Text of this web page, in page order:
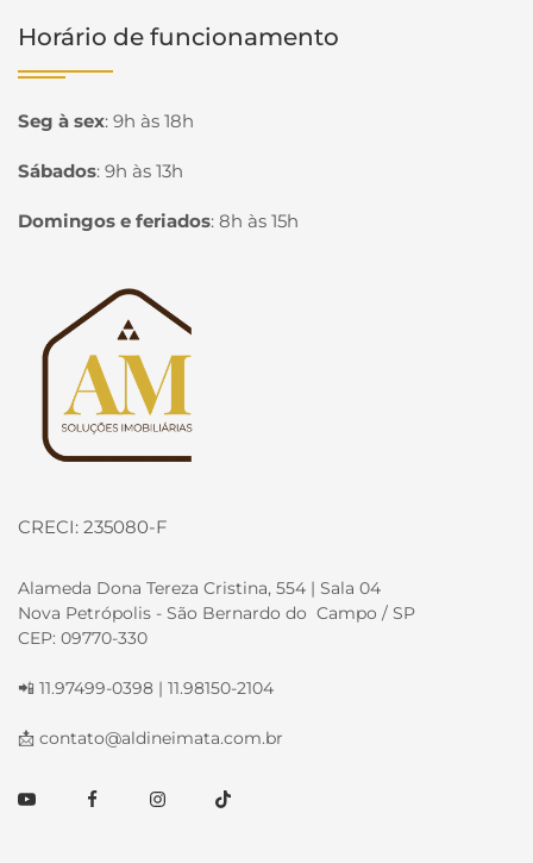
Horário de funcionamento
Seg à sex: 9h às 18h
Sábados: 9h às 13h
Domingos e feriados: 8h às 15h
Página inicial
CRECI: 235080-F
Alameda Dona Tereza Cristina, 554 | Sala 04
Nova Petrópolis - São Bernardo do Campo / SP
CEP: 09770-330
📲 11.97499-0398 | 11.98150-2104
📩 contato@aldineimata.com.br
YoutubeFacebookInstagramTikTok